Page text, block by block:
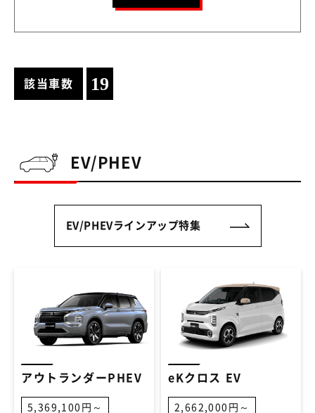
該当車数 19
EV/PHEV
EV/PHEVラインアップ特集
アウトランダーPHEV
5,369,100円～
eKクロス EV
2,662,000円～